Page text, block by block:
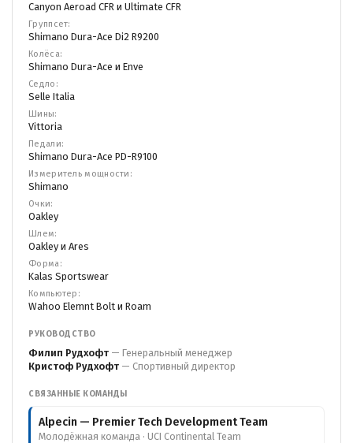
Canyon Aeroad CFR и Ultimate CFR
Группсет:
Shimano Dura-Ace Di2 R9200
Колёса:
Shimano Dura-Ace и Enve
Седло:
Selle Italia
Шины:
Vittoria
Педали:
Shimano Dura-Ace PD-R9100
Измеритель мощности:
Shimano
Очки:
Oakley
Шлем:
Oakley и Ares
Форма:
Kalas Sportswear
Компьютер:
Wahoo Elemnt Bolt и Roam
РУКОВОДСТВО
Филип Рудхофт — Генеральный менеджер
Кристоф Рудхофт — Спортивный директор
СВЯЗАННЫЕ КОМАНДЫ
Alpecin — Premier Tech Development Team
Молодёжная команда · UCI Continental Team